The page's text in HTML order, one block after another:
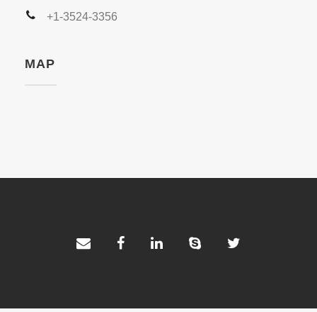
+1-3524-3356
MAP